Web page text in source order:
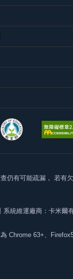
仍有可能疏漏， 若有
丨系統維運廠商：卡米爾
Chrome 63+、